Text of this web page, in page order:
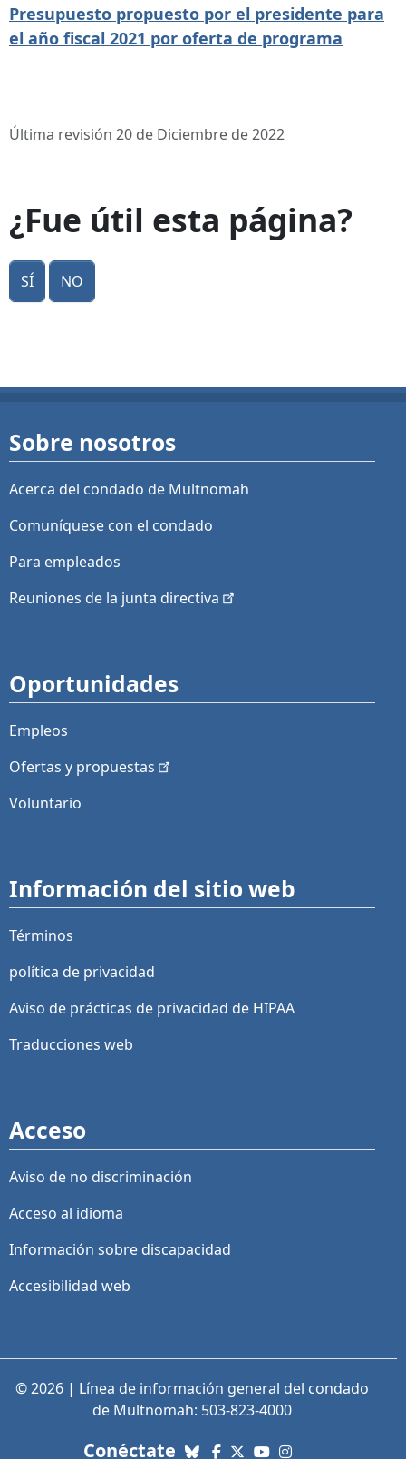
Presupuesto propuesto por el presidente para
el año fiscal 2021 por oferta de programa
Última revisión 20 de Diciembre de 2022
¿Fue útil esta página?
Sí No
Sobre nosotros
Acerca del condado de Multnomah
Comuníquese con el condado
Para empleados
Reuniones de la junta directiva
Oportunidades
Empleos
Ofertas y propuestas
Voluntario
Información del sitio web
Términos
política de privacidad
Aviso de prácticas de privacidad de HIPAA
Traducciones web
Acceso
Aviso de no discriminación
Acceso al idioma
Información sobre discapacidad
Accesibilidad web
© 2026 | Línea de información general del condado
de Multnomah: 503-823-4000
Conéctate con nosotros. Enlaces a
Bluesky
Facebook
X (Twitter)
YouTube
Instagram